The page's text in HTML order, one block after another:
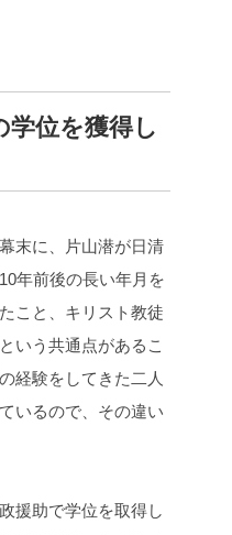
学位を獲得し
末に、片山潜が日清
年前後の長い年月を
こと、キリスト教徒
いう共通点があるこ
経験をしてきた二人
いるので、その違い
援助で学位を取得し